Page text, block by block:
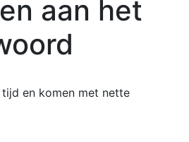
aan het
en komen met nette